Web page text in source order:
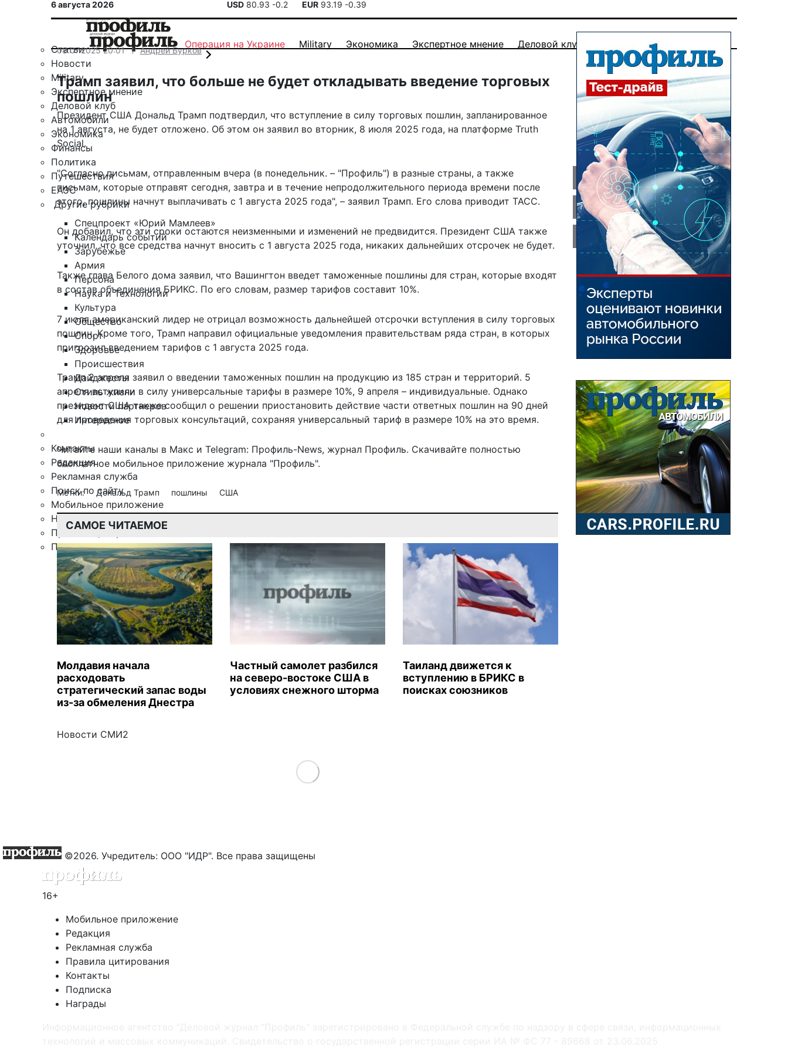
6 августа 2026 USD 80.93 -0.2 EUR 93.19 -0.39
Статьи
Новости
Military
Экспертное мнение
Деловой клуб
Автомобили
Экономика
Финансы
Политика
Путешествия
ЕАЭС
Другие рубрики
Спецпроект «Юрий Мамлеев»
Календарь событий
Зарубежье
Армия
Персона
Наука и Технологии
Культура
Общество
Спорт
Здоровье
Происшествия
Дайджесты
Стиль жизни
Новости партнеров
Интересное
Контакты
Редакция
Рекламная служба
Поиск по сайту
Мобильное приложение
Награды
Правила цитирования
Подписка
Операция на Украине Military Экономика Экспертное мнение Деловой клуб
08.07.2025 20:01 Андрей Бурков
Трамп заявил, что больше не будет откладывать введение торговых
пошлин
Президент США Дональд Трамп подтвердил, что вступление в силу торговых пошлин, запланированное
на 1 августа, не будет отложено. Об этом он заявил во вторник, 8 июля 2025 года, на платформе Truth
Social.
"Согласно письмам, отправленным вчера (в понедельник. – "Профиль") в разные страны, а также
письмам, которые отправят сегодня, завтра и в течение непродолжительного периода времени после
этого, пошлины начнут выплачивать с 1 августа 2025 года", – заявил Трамп. Его слова приводит ТАСС.
Он добавил, что эти сроки остаются неизменными и изменений не предвидится. Президент США также
уточнил, что все средства начнут вносить с 1 августа 2025 года, никаких дальнейших отсрочек не будет.
Также глава Белого дома заявил, что Вашингтон введет таможенные пошлины для стран, которые входят
в состав объединения БРИКС. По его словам, размер тарифов составит 10%.
7 июля американский лидер не отрицал возможность дальнейшей отсрочки вступления в силу торговых
пошлин. Кроме того, Трамп направил официальные уведомления правительствам ряда стран, в которых
пригрозил введением тарифов с 1 августа 2025 года.
Трамп 2 апреля заявил о введении таможенных пошлин на продукцию из 185 стран и территорий. 5
апреля вступили в силу универсальные тарифы в размере 10%, 9 апреля – индивидуальные. Однако
президент США также сообщил о решении приостановить действие части ответных пошлин на 90 дней
для проведения торговых консультаций, сохраняя универсальный тариф в размере 10% на это время.
Читайте наши каналы в Макс и Telegram: Профиль-News, журнал Профиль. Скачивайте полностью
бесплатное мобильное приложение журнала "Профиль".
Метки: Дональд Трамп пошлины США
САМОЕ ЧИТАЕМОЕ
Молдавия начала
расходовать
стратегический запас воды
из-за обмеления Днестра
Частный самолет разбился
на северо-востоке США в
условиях снежного шторма
Таиланд движется к
вступлению в БРИКС в
поисках союзников
Новости СМИ2
Load More
©2026. Учредитель: ООО "ИДР". Все права защищены
16+
Мобильное приложение
Редакция
Рекламная служба
Правила цитирования
Контакты
Подписка
Награды